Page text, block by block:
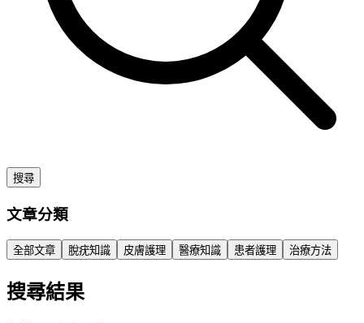
搜尋
文章分類
全部文章 脫疣知識 皮膚護理 醫療知識 患者護理 治療方法
搜尋結果